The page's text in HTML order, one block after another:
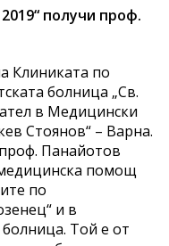
получи проф.
Клиниката по
болница „Св.
в Медицински
Стоянов“ – Варна.
Панайотов
помощ
по
и в
Той е от